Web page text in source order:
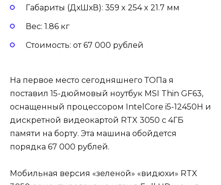
Габариты (ДхШхВ): 359 x 254 x 21.7 мм
Вес: 1.86 кг
Стоимость: от 67 000 рублей
На первое место сегодняшнего ТОПа я
поставил 15-дюймовый ноутбук MSI Thin GF63,
оснащенный процессором IntelCore i5-12450H и
дискретной видеокартой RTX 3050 с 4ГБ
памяти на борту. Эта машина обойдется
порядка 67 000 рублей.
Мобильная версия «зеленой» «видюхи» RTX